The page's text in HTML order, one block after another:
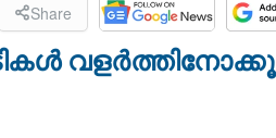
Share
വളർത്തിനോക്കൂ